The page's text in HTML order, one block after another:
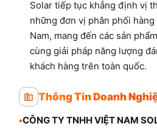
Solar tiếp tục khẳng định vị
những đơn vị phân phối
Nam, mang đến các sản
cùng giải pháp năng lượng
khách hàng trên toàn quốc.
Thông Tin Doanh
•CÔNG TY TNHH VIỆT NAM